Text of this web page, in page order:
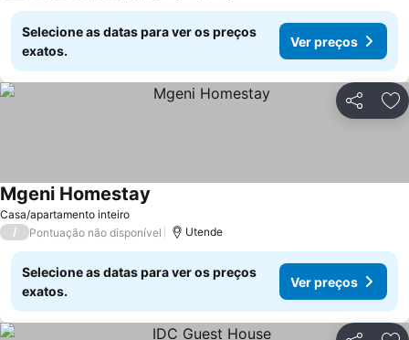
Selecione as datas para ver os preços
exatos.
Ver preços
Partilhar
Casa/apartamento inteiro
Mgeni Homestay
/ Pontuação não disponível Utende
Selecione as datas para ver os preços
exatos.
Ver preços